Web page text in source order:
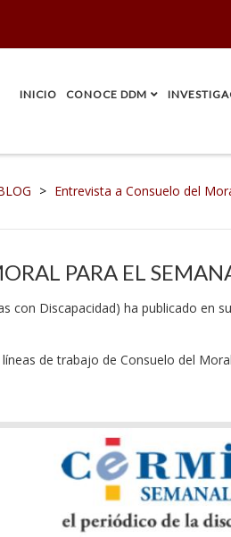
INICIO CONOCE DDM
> Entrevista a Consuelo del
PARA EL
con Discapacidad) ha publicado en
de trabajo de Consuelo del